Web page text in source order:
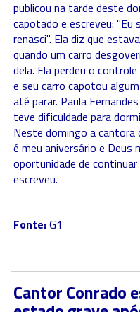
publicou na tarde deste
capotado e escreveu:
renasci". Ela diz que
quando um carro
dela. Ela perdeu o
e seu carro capotou
até parar. Paula
teve dificuldade para
Neste domingo a cantora
é meu aniversário e Deus
oportunidade de
escreveu.
Fonte:G1
Cantor Conrado